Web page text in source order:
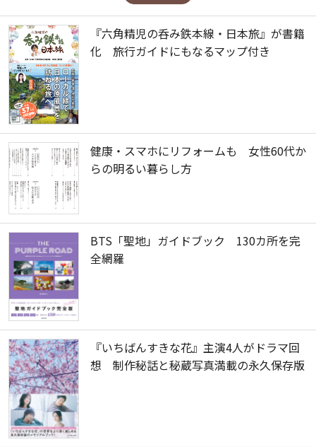
『六角精児の呑み鉄本線・日本旅』が書籍
化 旅行ガイドにもなるマップ付き
健康・スマホにリフォームも 女性60代か
らの明るい暮らし方
BTS「聖地」ガイドブック 130カ所を完
全網羅
『いちばんすきな花』主演4人がドラマ回
想 制作秘話と秘蔵写真満載の永久保存版